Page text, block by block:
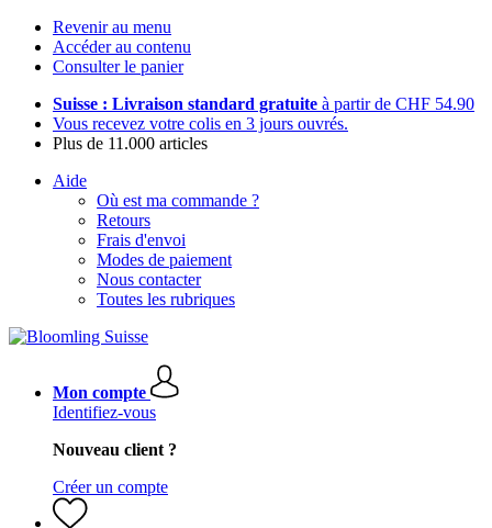
Revenir au menu
Accéder au contenu
Consulter le panier
Suisse : Livraison standard gratuite à partir de CHF 54.90
Vous recevez votre colis en 3 jours ouvrés.
Plus de 11.000 articles
Aide
Où est ma commande ?
Retours
Frais d'envoi
Modes de paiement
Nous contacter
Toutes les rubriques
Mon compte
Identifiez-vous
Nouveau client ?
Créer un compte